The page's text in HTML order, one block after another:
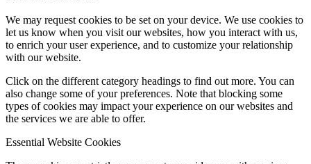
Közösségeink
Hírek
We may request cookies to be set on your device. We use cookies to
let us know when you visit our websites, how you interact with us,
to enrich your user experience, and to customize your relationship
with our website.
Click on the different category headings to find out more. You can
also change some of your preferences. Note that blocking some
types of cookies may impact your experience on our websites and
the services we are able to offer.
Essential Website Cookies